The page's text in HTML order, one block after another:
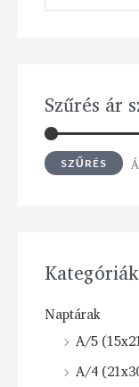
Szűrés ár
SZŰRÉS
Kategóriák
Naptárak
A/5
A/4